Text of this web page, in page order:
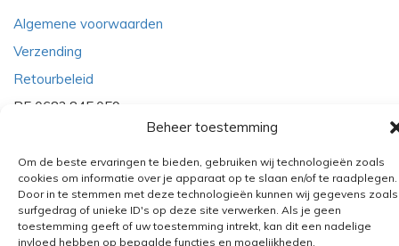
Beheer toestemming
Om de beste ervaringen te bieden, gebruiken wij technologieën zoals
cookies om informatie over je apparaat op te slaan en/of te raadplegen.
Door in te stemmen met deze technologieën kunnen wij gegevens zoals
surfgedrag of unieke ID's op deze site verwerken. Als je geen
toestemming geeft of uw toestemming intrekt, kan dit een nadelige
invloed hebben op bepaalde functies en mogelijkheden.
Algemene voorwaarden
Verzending
Retourbeleid
BE 0682.845.059
© 2026The Playground